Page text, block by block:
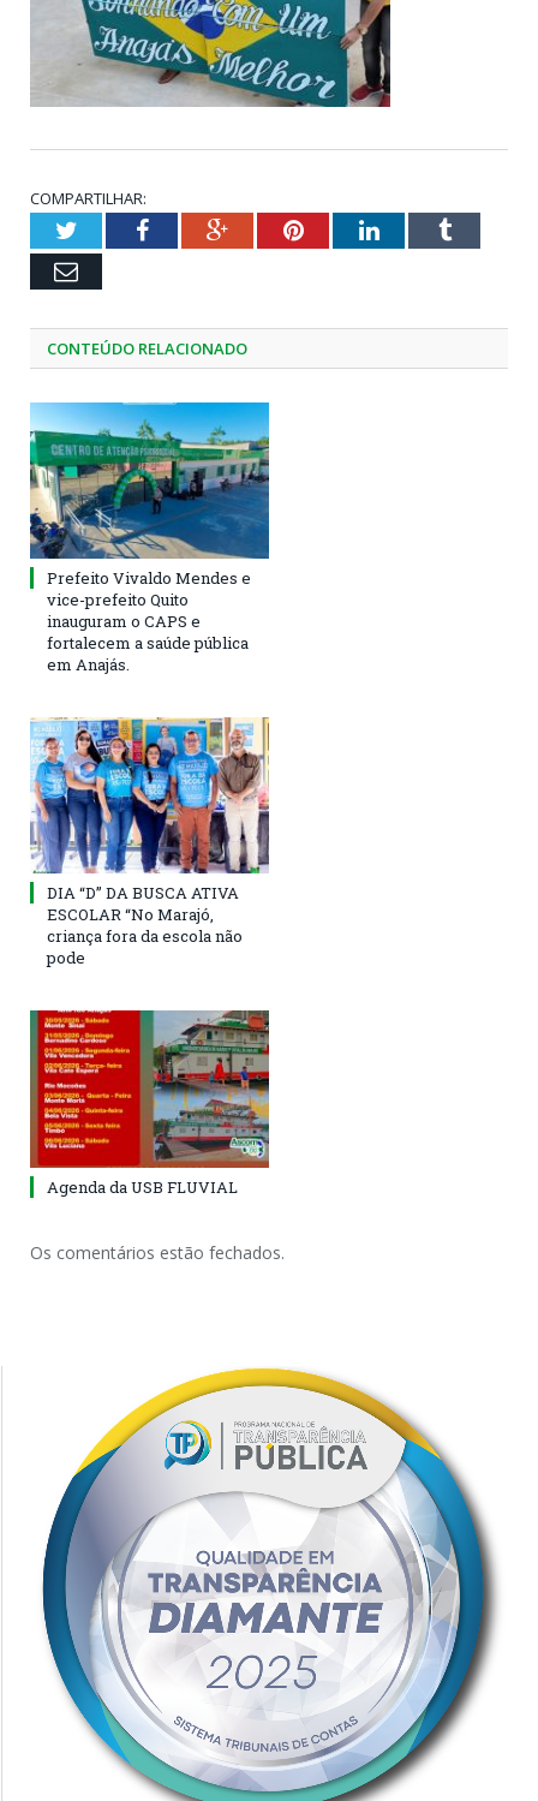
COMPARTILHAR:
TwitterFacebookGoogle+PinterestLinkedInTumblr
Email
CONTEÚDO RELACIONADO
Prefeito Vivaldo Mendes e
vice-prefeito Quito
inauguram o CAPS e
fortalecem a saúde pública
em Anajás.
DIA “D” DA BUSCA ATIVA
ESCOLAR “No Marajó,
criança fora da escola não
pode
Agenda da USB FLUVIAL
Os comentários estão fechados.